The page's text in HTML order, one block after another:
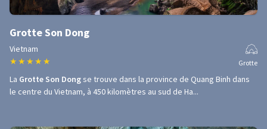
Grotte Son Dong
Vietnam
★ ★ ★ ★ ★ Grotte
La Grotte Son Dongse trouve dans la province de Quang Binh dans
le centre du Vietnam, à 450 kilomètres au sud de Ha...